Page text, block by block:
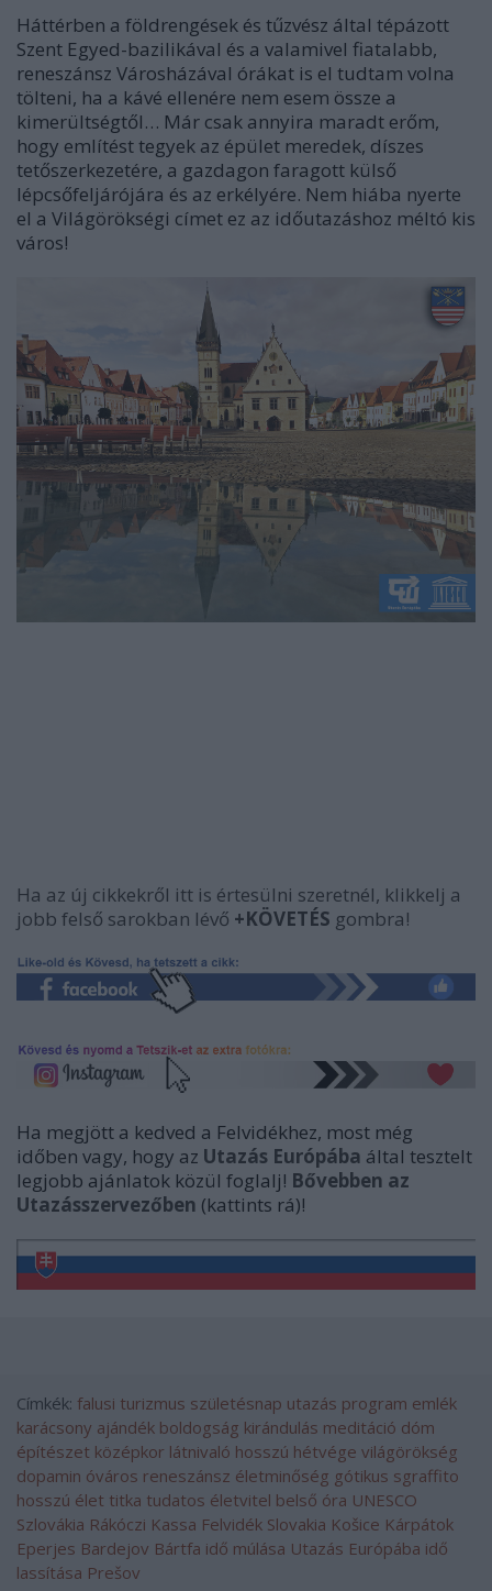
Háttérben a földrengések és tűzvész által tépázott
Szent Egyed-bazilikával és a valamivel fiatalabb,
reneszánsz Városházával órákat is el tudtam volna
tölteni, ha a kávé ellenére nem esem össze a
kimerültségtől… Már csak annyira maradt erőm,
hogy említést tegyek az épület meredek, díszes
tetőszerkezetére, a gazdagon faragott külső
lépcsőfeljárójára és az erkélyére. Nem hiába nyerte
el a Világörökségi címet ez az időutazáshoz méltó kis
város!
Ha az új cikkekről itt is értesülni szeretnél, klikkelj a
jobb felső sarokban lévő +KÖVETÉS gombra!
Ha megjött a kedved a Felvidékhez, most még
időben vagy, hogy az Utazás Európába által tesztelt
legjobb ajánlatok közül foglalj! Bővebben az
Utazásszervezőben (kattints rá)!
Címkék: falusi turizmus születésnap utazás program emlék
karácsony ajándék boldogság kirándulás meditáció dóm
építészet középkor látnivaló hosszú hétvége világörökség
dopamin óváros reneszánsz életminőség gótikus sgraffito
hosszú élet titka tudatos életvitel belső óra UNESCO
Szlovákia Rákóczi Kassa Felvidék Slovakia Košice Kárpátok
Eperjes Bardejov Bártfa idő múlása Utazás Európába idő
lassítása Prešov